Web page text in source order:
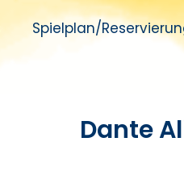
Spielplan/
Dante